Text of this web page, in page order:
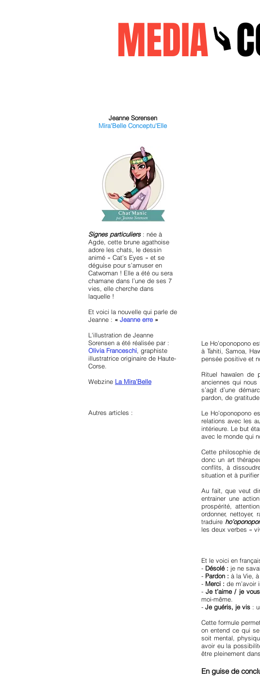
MEDIA
Jeanne Sorensen
Mira'Belle Conceptu'Elle
Signes particuliers : née à
Agde, cette brune agathoise
adore les chats, le dessin
animé « Cat’s Eyes » et se
déguise pour s’amuser en
Catwoman ! Elle a été ou sera
chamane dans l’une de ses 7
vies, elle cherche dans
laquelle !
Et voici la nouvelle qui parle de
Jeanne : « Jeanne erre»
L'illustration de Jeanne
Sorensen a été réalisée par :
Olivia Franceschi, graphiste
illustratrice originaire de Haute-
Corse.
Webzine La Mira’Belle
Autres articles :
Le Ho’oponopono
à Tahiti, Samoa,
pensée positive et
Rituel hawaïen de
anciennes qui
s’agit d’une
pardon, de gratitude
Le Ho’oponopono
relations avec les
intérieure. Le but
avec le monde qui
Cette philosophie
donc un art
conflits, à
situation et à
Au fait, que veut
entrainer une
prospérité,
ordonner, nettoyer,
traduire
les deux verbes «
Et le voici en
- Désolé : je ne
- Pardon : à la Vie,
- Merci : de m’avoir
-Je t’aime / je
moi-même.
- Je guéris, je vis :
Cette formule
on entend ce qui
soit mental,
avoir eu la
être pleinement
En guise de